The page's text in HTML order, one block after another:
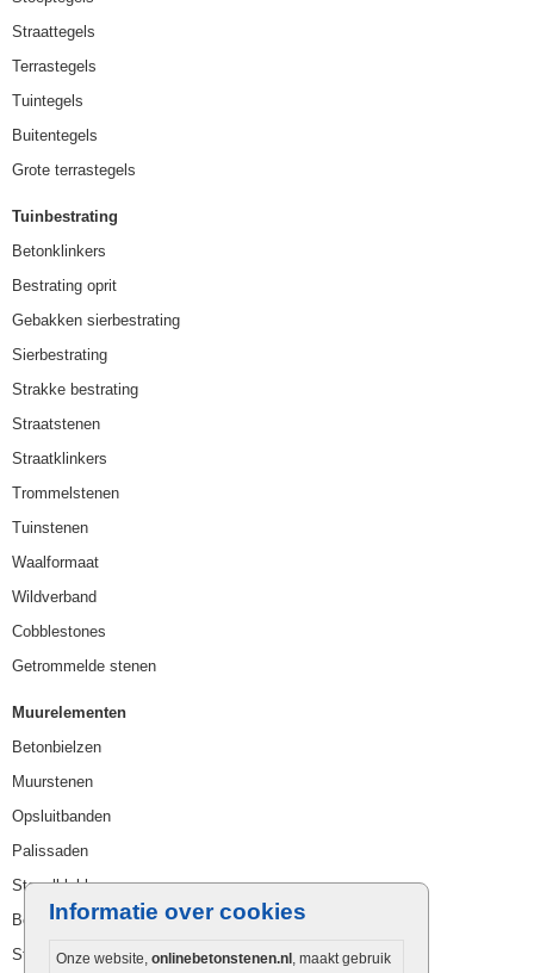
Informatie over cookies
Onze website, onlinebetonstenen.nl , maakt gebruik
Straattegels
Terrastegels
Tuintegels
Buitentegels
Grote terrastegels
Tuinbestrating
Betonklinkers
Bestrating oprit
Gebakken sierbestrating
Sierbestrating
Strakke bestrating
Straatstenen
Straatklinkers
Trommelstenen
Tuinstenen
Waalformaat
Wildverband
Cobblestones
Getrommelde stenen
Muurelementen
Betonbielzen
Muurstenen
Opsluitbanden
Palissaden
Stapelblokken
Betonblokken
Stapelstenen